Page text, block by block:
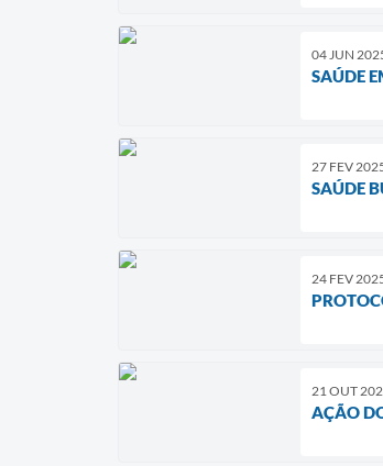
04 JUN
SAÚDE
27 FEV
SAÚDE
24 FEV
21 OUT
AÇÃO